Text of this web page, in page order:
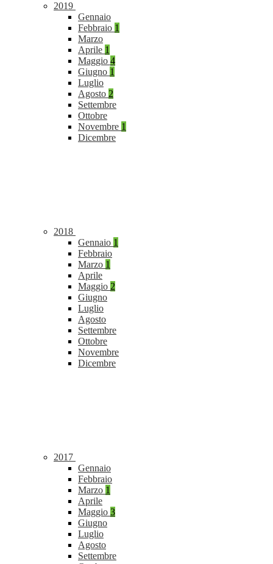
2019
Gennaio
Febbraio 1
Marzo
Aprile 1
Maggio 4
Giugno 1
Luglio
Agosto 2
Settembre
Ottobre
Novembre 1
Dicembre
2018
Gennaio 1
Febbraio
Marzo 1
Aprile
Maggio 2
Giugno
Luglio
Agosto
Settembre
Ottobre
Novembre
Dicembre
2017
Gennaio
Febbraio
Marzo 1
Aprile
Maggio 3
Giugno
Luglio
Agosto
Settembre